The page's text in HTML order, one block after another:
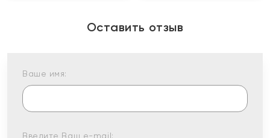
Оставить отзыв
Ваше имя:
Введите Ваш e-mail: